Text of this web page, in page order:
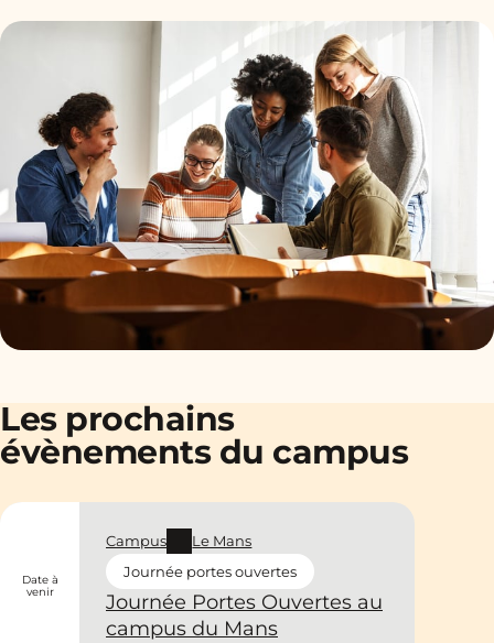
Les prochains
évènements du campus
Journée Portes Ouvertes au
campus du Mans
Campus
Le Mans
Journée portes ouvertes
Date à
venir